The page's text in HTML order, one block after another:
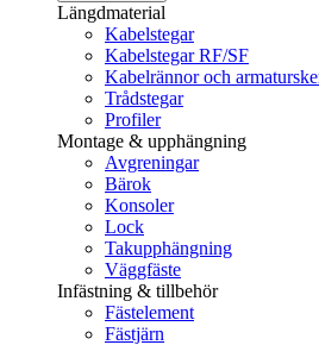
Längdmaterial
Kabelstegar
Kabelstegar RF/SF
Kabelrännor och
Trådstegar
Profiler
Montage & upphängning
Avgreningar
Bärok
Konsoler
Lock
Takupphängning
Väggfäste
Infästning & tillbehör
Fästelement
Fästjärn